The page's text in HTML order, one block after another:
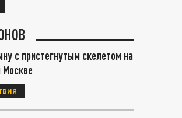
с пристегнутым скелетом на
Москве